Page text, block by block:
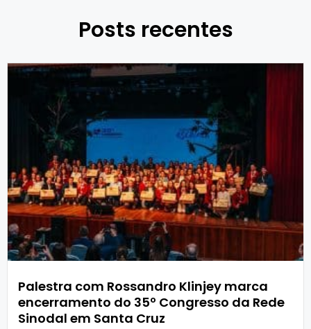
Posts recentes
Palestra com Rossandro Klinjey marca
encerramento do 35º Congresso da Rede
Sinodal em Santa Cruz